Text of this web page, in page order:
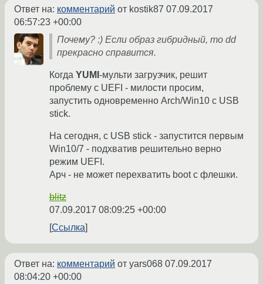
Ответ на: комментарий от kostik87 07.09.2017
06:57:23 +00:00
Почему? :) Если образ гибридный, то dd
прекрасно справится.
Когда YUMI -мульти загрузчик, решит
проблему с UEFI - милости просим,
запустить одновременно Arch/Win10 с USB
stick.
На сегодня, с USB stick - запустится первым
Win10/7 - подхватив решительно верно
режим UEFI.
Арч - не может перехватить boot с флешки.
blitz
07.09.2017 08:09:25 +00:00
Ссылка
Ответ на: комментарий от yars068 07.09.2017
08:04:20 +00:00